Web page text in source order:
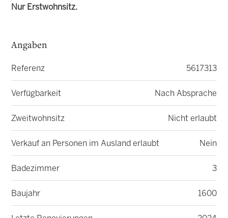
Nur Erstwohnsitz.
Angaben
Referenz 5617313
Verfügbarkeit Nach Absprache
Zweitwohnsitz Nicht erlaubt
Verkauf an Personen im Ausland erlaubt Nein
Badezimmer 3
Baujahr 1600